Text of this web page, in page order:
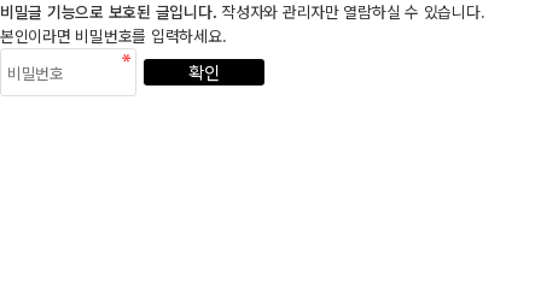
비밀글 기능으로 보호된 글입니다. 작성자와 관리자만 열람하실 수 있습니다.
본인이라면 비밀번호를 입력하세요.